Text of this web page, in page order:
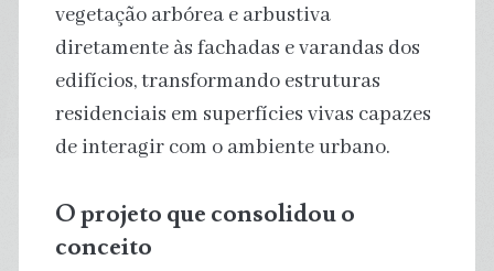
vegetação arbórea e arbustiva
diretamente às fachadas e varandas dos
edifícios, transformando estruturas
residenciais em superfícies vivas capazes
de interagir com o ambiente urbano.
O projeto que consolidou o
conceito